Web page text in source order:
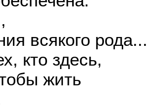
всякого рода...
кто здесь,
жить